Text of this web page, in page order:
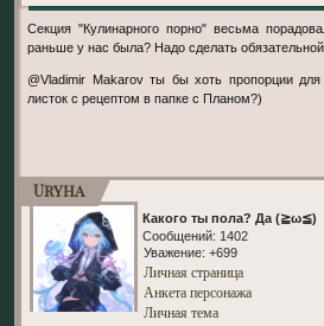
Секция "Кулинарного порно" весьма
раньше у нас была? Надо сделать
@Vladimir Makarov ты бы хоть пропорции
листок с рецептом в папке с Планом?)
Uryha
Какого ты пола? Да (≧ω≦)
Сообщений: 1402
Уважение: +699
Личная страница
Анкета персонажа
Личная тема